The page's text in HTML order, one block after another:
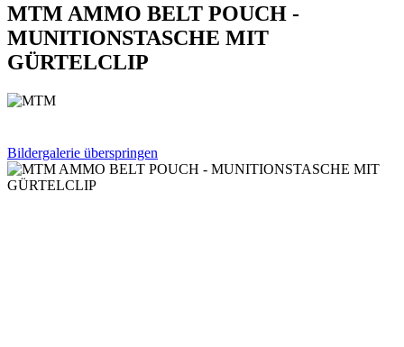
MTM AMMO BELT POUCH -
MUNITIONSTASCHE MIT
GÜRTELCLIP
Bildergalerie überspringen